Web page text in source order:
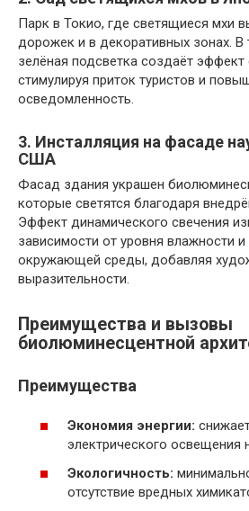
Парк в Токио, где светящиеся мхи
дорожек и в декоративных зонах. В
зелёная подсветка создаёт эффект
стимулируя приток туристов и
осведомленность.
3. Инсталляция на фасаде
США
Фасад здания украшен
которые светятся благодаря
Эффект динамического свечения
зависимости от уровня влажности и
окружающей среды, добавляя
выразительности.
Преимущества и вызовы
биолюминесцентной
Преимущества
Экономия энергии:
электрического освещения
Экологичность:
отсутствие вредных